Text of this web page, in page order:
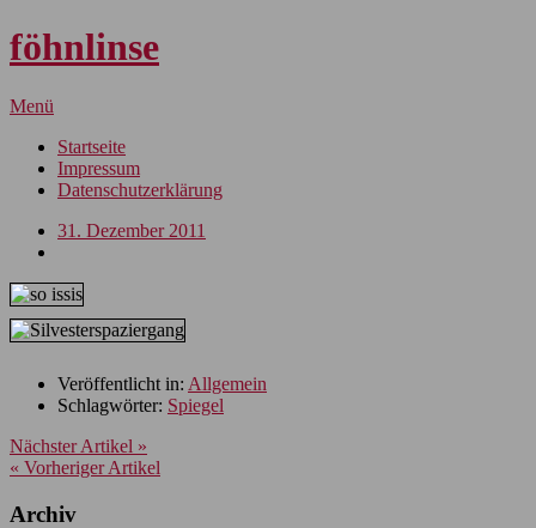
föhnlinse
Menü
Startseite
Impressum
Datenschutzerklärung
31. Dezember 2011
Veröffentlicht in: Allgemein
Schlagwörter: Spiegel
Nächster Artikel »
« Vorheriger Artikel
Archiv